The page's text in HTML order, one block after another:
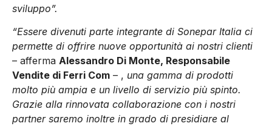
sviluppo”.
“Essere divenuti parte integrante di Sonepar Italia ci
permette di offrire nuove opportunità ai nostri clienti
– afferma Alessandro Di Monte, Responsabile
Vendite di Ferri Com – , una gamma di prodotti
molto più ampia e un livello di servizio più spinto.
Grazie alla rinnovata collaborazione con i nostri
partner saremo inoltre in grado di presidiare al